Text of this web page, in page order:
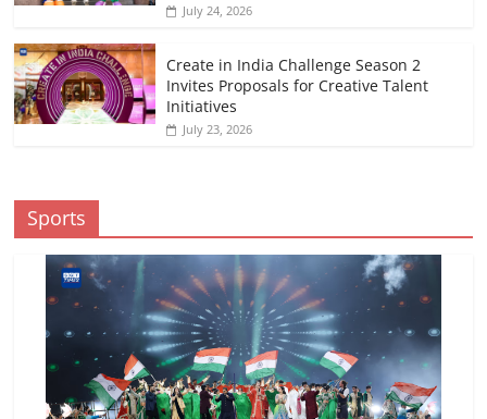
July 24, 2026
Create in India Challenge Season 2
Invites Proposals for Creative Talent
Initiatives
July 23, 2026
Sports